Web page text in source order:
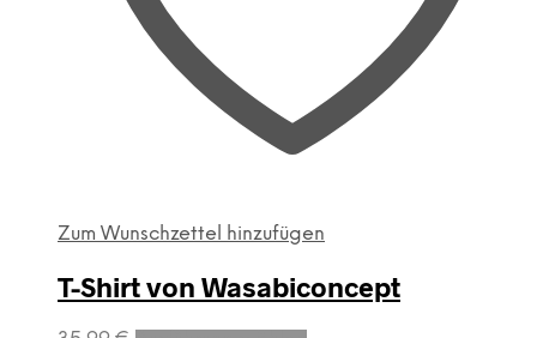
Zum Wunschzettel hinzufügen
T-Shirt von Wasabiconcept